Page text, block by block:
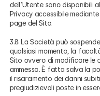
dell’Utente sono disponibili
Privacy accessibile
page del Sito.
3.8 La Società può
qualsiasi momento, la
Sito ovvero di modificare le
ammessa. È fatta salva la
il risarcimento dei danni
pregiudizievoli poste in